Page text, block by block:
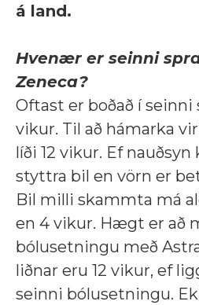
á land.
Hvenær er seinni
Zeneca?
Oftast er boðað í
vikur. Til að hámarka
líði 12 vikur. Ef
styttra bil en vörn er
Bil milli skammta má
en 4 vikur. Hægt er að
bólusetningu með
liðnar eru 12 vikur, ef
seinni bólusetningu.